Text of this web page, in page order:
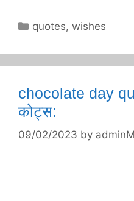
Categories
quotes,wishes
chocolate day
कोट्स:
09/02/2023 by